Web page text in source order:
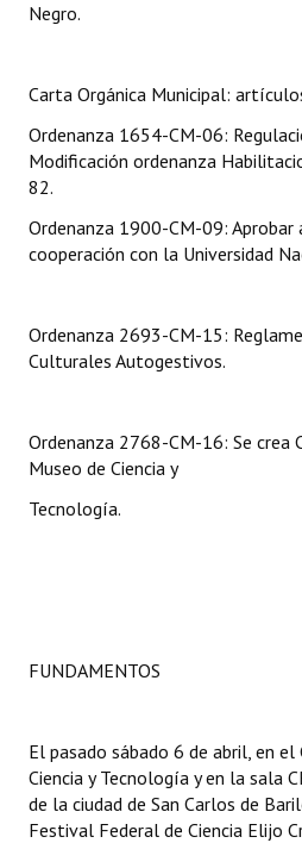
Declaraciones
Resoluciones de Presidencia
INSTITUCIONAL
Antiguos Pobladores
Registros y Distinciones
Datos Históricos
Audiencias Públicas - Registro
Mujeres que Dejaron Huellas -
Banca del Vecino - Registro
Antiguos Pobladores - Registro
Reconocimientos - Registro
Negro.
Carta Orgánica Municipal:
Ordenanza 1654-CM-06:
Modificación ordenanza
82.
Ordenanza 1900-CM-09: Aprobar
cooperación con la Universidad
Ordenanza 2693-CM-15:
Culturales Autogestivos.
Ordenanza 2768-CM-16: Se crea
Museo de Ciencia y
Tecnología.
FUNDAMENTOS
El pasado sábado 6 de abril, en
Ciencia y Tecnología y en la sala
de la ciudad de San Carlos de
Festival Federal de Ciencia Elijo